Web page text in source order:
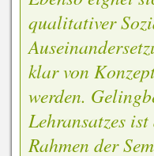
qualitativer
klar von
werden.
Lehransatzes
Rahmen der